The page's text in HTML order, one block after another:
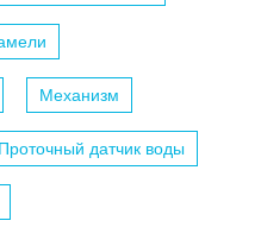
Механизм
Проточный датчик воды